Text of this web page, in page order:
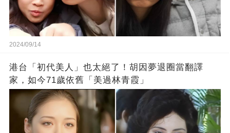
2024/09/14
港台「初代美人」也太絕了！胡因夢退圈當翻譯
家，如今71歲依舊「美過林青霞」